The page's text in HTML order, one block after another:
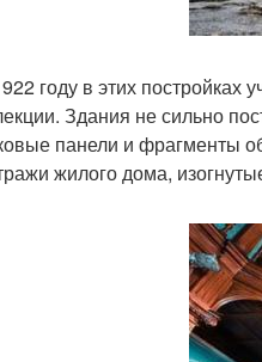
году в этих
Здания не сильно
панели и фрагменты
жилого дома,